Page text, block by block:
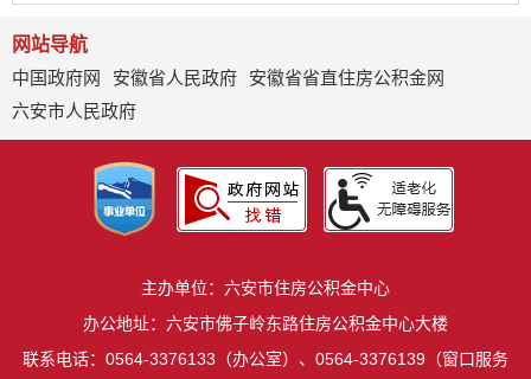
网站导航
中国政府网
安徽省人民政府
安徽省省直住房公积金网
六安市人民政府
主办单位：六安市住房公积金中心
办公地址：六安市佛子岭东路住房公积金中心大楼
联系电话：0564-3376133（办公室）、0564-3376139（窗口服务